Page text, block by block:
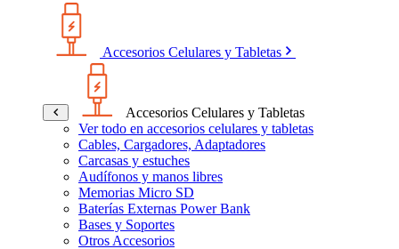
Accesorios Celulares y Tabletas
Accesorios Celulares y Tabletas
Ver todo en accesorios celulares y tabletas
Cables, Cargadores, Adaptadores
Carcasas y estuches
Audífonos y manos libres
Memorias Micro SD
Baterías Externas Power Bank
Bases y Soportes
Otros Accesorios